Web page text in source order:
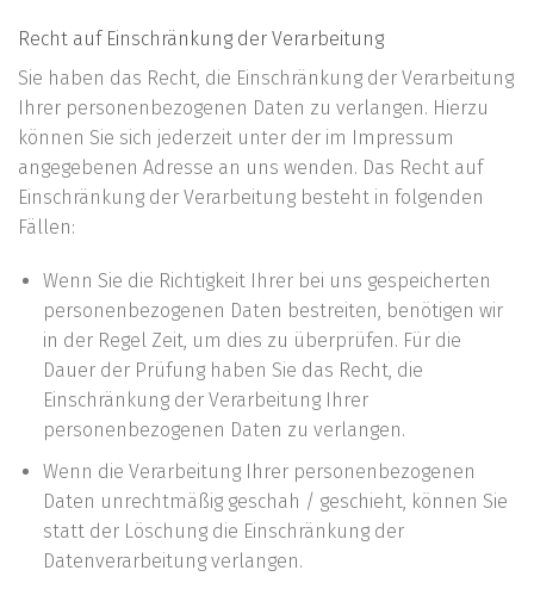
Recht auf Einschränkung der Verarbeitung
Sie haben das Recht, die Einschränkung der Verarbeitung
Ihrer personenbezogenen Daten zu verlangen. Hierzu
können Sie sich jederzeit unter der im Impressum
angegebenen Adresse an uns wenden. Das Recht auf
Einschränkung der Verarbeitung besteht in folgenden
Fällen:
Wenn Sie die Richtigkeit Ihrer bei uns gespeicherten
personenbezogenen Daten bestreiten, benötigen wir
in der Regel Zeit, um dies zu überprüfen. Für die
Dauer der Prüfung haben Sie das Recht, die
Einschränkung der Verarbeitung Ihrer
personenbezogenen Daten zu verlangen.
Wenn die Verarbeitung Ihrer personenbezogenen
Daten unrechtmäßig geschah / geschieht, können Sie
statt der Löschung die Einschränkung der
Datenverarbeitung verlangen.